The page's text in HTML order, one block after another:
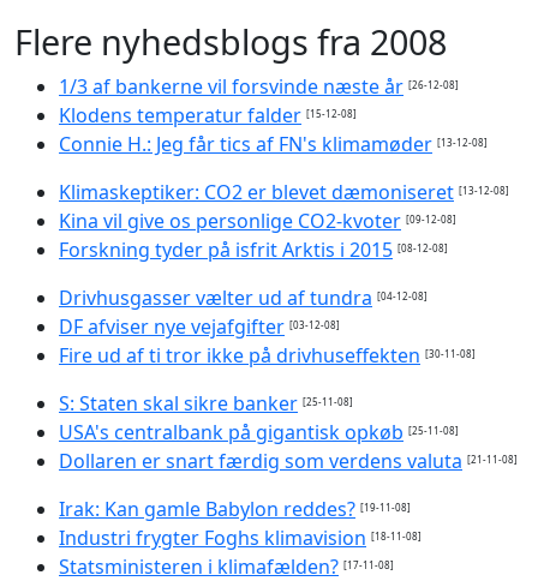
Flere nyhedsblogs fra 2008
1/3 af bankerne vil forsvinde næste år [26-12-08]
Klodens temperatur falder [15-12-08]
Connie H.: Jeg får tics af FN's klimamøder [13-12-08]
Klimaskeptiker: CO2 er blevet dæmoniseret [13-12-08]
Kina vil give os personlige CO2-kvoter [09-12-08]
Forskning tyder på isfrit Arktis i 2015 [08-12-08]
Drivhusgasser vælter ud af tundra [04-12-08]
DF afviser nye vejafgifter [03-12-08]
Fire ud af ti tror ikke på drivhuseffekten [30-11-08]
S: Staten skal sikre banker [25-11-08]
USA's centralbank på gigantisk opkøb [25-11-08]
Dollaren er snart færdig som verdens valuta [21-11-08]
Irak: Kan gamle Babylon reddes? [19-11-08]
Industri frygter Foghs klimavision [18-11-08]
Statsministeren i klimafælden? [17-11-08]